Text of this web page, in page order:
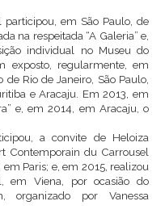
participou, em São Paulo, de
na respeitada “A Galeria” e,
individual no Museu do
exposto, regularmente, em
Rio de Janeiro, São Paulo,
e Aracaju. Em 2013, em
e, em 2014, em Aracaju, o
a convite de Heloiza
Contemporain du Carrousel
Paris; e, em 2015, realizou
em Viena, por ocasião do
organizado por Vanessa